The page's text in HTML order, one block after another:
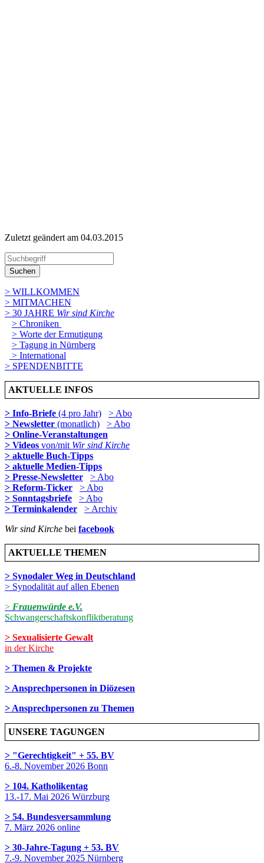
Zuletzt geändert am 04­.03.2015
Suchen
> WILLKOMMEN
> MITMACHEN
> 30 JAHRE Wir sind Kirche
> Chroniken
> Worte der Ermutigung
> Tagung in Nürnberg
> International
> SPENDENBITTE
AKTUELLE INFOS
> Info-Briefe (4 pro Jahr)
> Abo
> Newsletter (monatlich)
> Abo
> Online-Veranstaltungen
> Videos von/mit Wir sind Kirche
> aktuelle Buch-Tipps
> aktuelle Medien-Tipps
> Presse-Newsletter
> Abo
> Reform-Ticker
> Abo
> Sonntagsbriefe
> Abo
> Terminkalender
> Archiv
Wir sind Kirche bei facebook
AKTUELLE THEMEN
> Synodaler Weg in Deutschland
> Synodalität auf allen Ebenen
> Frauenwürde e.V.
Schwangerschaftskonfliktberatung
> Sexualisierte Gewalt
in der Kirche
> Themen & Projekte
> Ansprechpersonen in Diözesen
> Ansprechpersonen zu Themen
UNSERE TAGUNGEN
> "Gerechtigkeit" + 55. BV
6.-8. November 2026 Bonn
> 104. Katholikentag
13.-17. Mai 2026 Würzburg
> 54. Bundesversammlung
7. März 2026 online
> 30-Jahre-Tagung + 53. BV
7.-9. November 2025 Nürnberg